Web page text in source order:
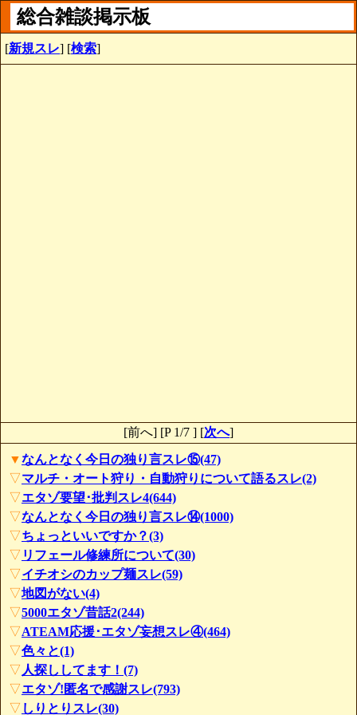
総合雑談掲示板
[新規スレ] [検索]
[前へ] [P 1/7 ] [次へ]
▼なんとなく今日の独り言スレ⑮(47)
▽マルチ・オート狩り・自動狩りについて語るスレ(2)
▽エタゾ要望･批判スレ4(644)
▽なんとなく今日の独り言スレ⑭(1000)
▽ちょっといいですか？(3)
▽ リフェール修練所について(30)
▽イチオシのカップ麺スレ(59)
▽地図がない(4)
▽5000エタゾ昔話2(244)
▽ATEAM応援･エタゾ妄想スレ④(464)
▽色々と(1)
▽ 人探ししてます！(7)
▽エタゾ!匿名で感謝スレ(793)
▽ しりとりスレ(30)